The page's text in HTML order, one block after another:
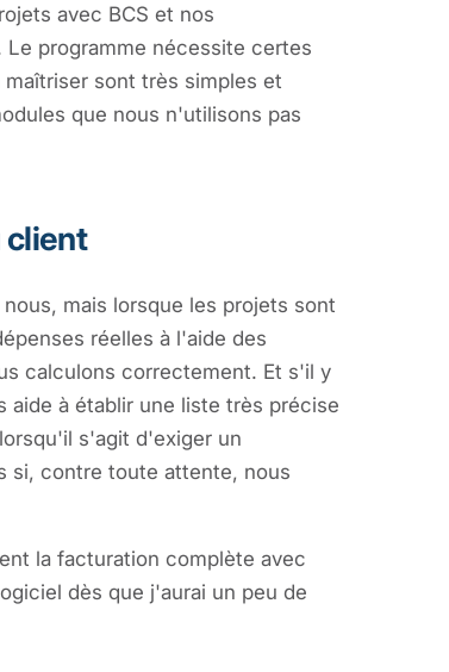
avec BCS et nos
programme nécessite certes
sont très simples et
que nous n'utilisons pas
client
mais lorsque les projets sont
réelles à l'aide des
calculons correctement. Et s'il y
aide à établir une liste très précise
s'agit d'exiger un
si, contre toute attente, nous
la facturation complète avec
dès que j'aurai un peu de